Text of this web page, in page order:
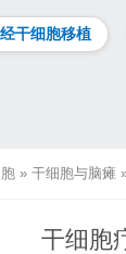
干细胞移植
» 干细胞与脑瘫
干细胞